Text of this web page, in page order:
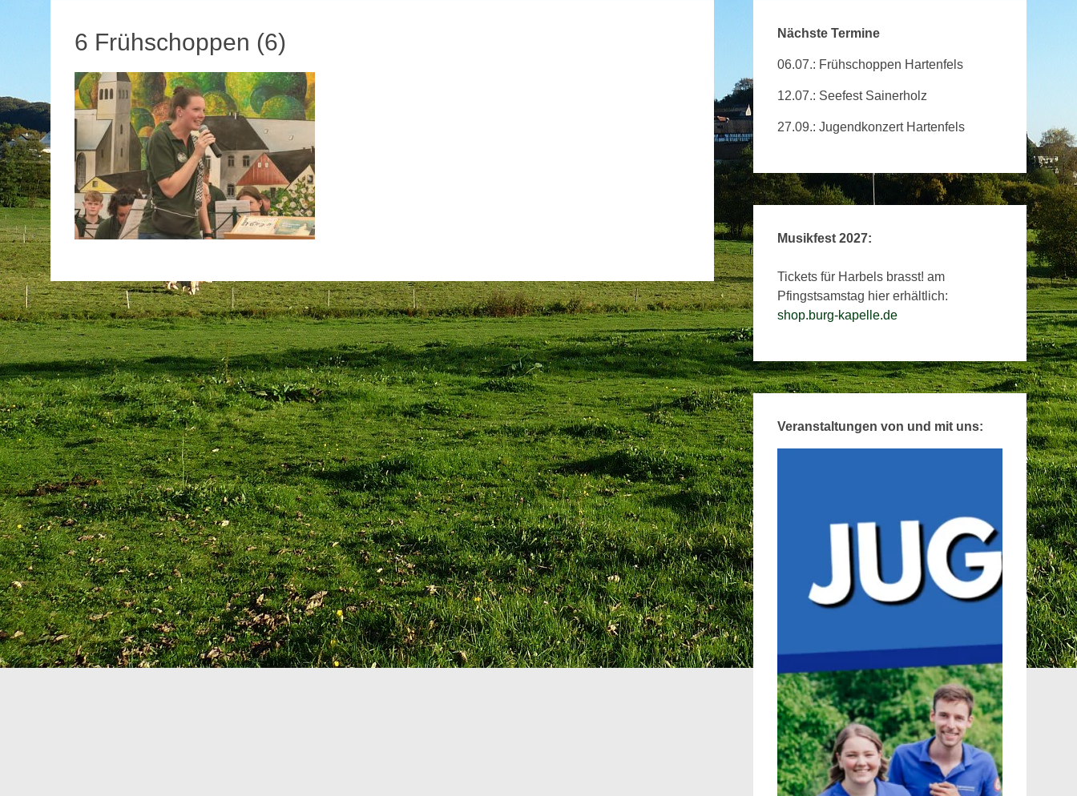
6 Frühschoppen (6) Nächste Termine
06.07.: Frühschoppen Hartenfels
12.07.: Seefest Sainerholz
27.09.: Jugendkonzert Hartenfels
Musikfest 2027:
Tickets für Harbels brasst! am
Pfingstsamstag hier erhältlich:
shop.burg-kapelle.de
Veranstaltungen von und mit uns: